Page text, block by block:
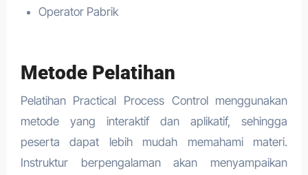
Operator Pabrik
Metode Pelatihan
Pelatihan Practical Process Control menggunakan
metode yang interaktif dan aplikatif, sehingga
peserta dapat lebih mudah memahami materi.
Instruktur berpengalaman akan menyampaikan